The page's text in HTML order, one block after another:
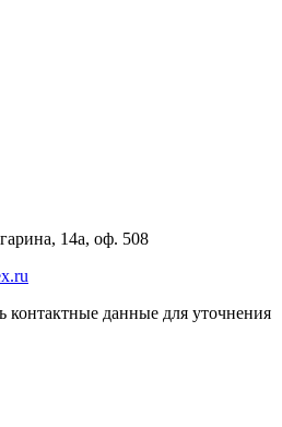
14а, оф. 508
контактные данные для уточнения